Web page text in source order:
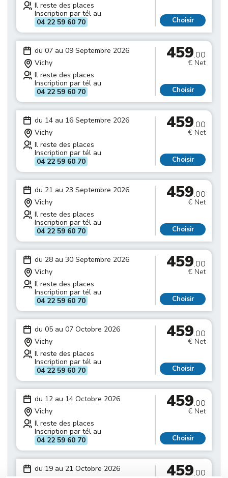
Il reste des places
Inscription par tél au
04 22 59 60 70
Choisir
du 07 au 09 Septembre 2026
Vichy
Il reste des places
Inscription par tél au
04 22 59 60 70
459.00
€ Net
Choisir
du 14 au 16 Septembre 2026
Vichy
Il reste des places
Inscription par tél au
04 22 59 60 70
459.00
€ Net
Choisir
du 21 au 23 Septembre 2026
Vichy
Il reste des places
Inscription par tél au
04 22 59 60 70
459.00
€ Net
Choisir
du 28 au 30 Septembre 2026
Vichy
Il reste des places
Inscription par tél au
04 22 59 60 70
459.00
€ Net
Choisir
du 05 au 07 Octobre 2026
Vichy
Il reste des places
Inscription par tél au
04 22 59 60 70
459.00
€ Net
Choisir
du 12 au 14 Octobre 2026
Vichy
Il reste des places
Inscription par tél au
04 22 59 60 70
459.00
€ Net
Choisir
du 19 au 21 Octobre 2026
459.00